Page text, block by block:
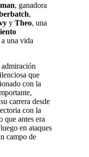
, ganadora
,
y Theo, una
una vida
que
con la
carrera desde
con la
que antes era
en ataques
campo de